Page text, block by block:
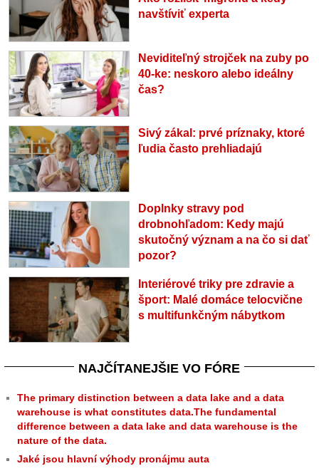
navštíviť experta
Neviditeľný strojček na zuby po
40-ke: neskoro alebo ideálny
čas?
Sivý zákal: prvé príznaky, ktoré
ľudia často prehliadajú
Doplnky stravy pod
drobnohľadom: Kedy majú
skutočný význam a na čo si dať
pozor?
Interiérové triky pre zdravie a
šport: Malé domáce telocvične
s multifunkčným nábytkom
NAJČÍTANEJŠIE VO FÓRE
The primary distinction between a data lake and a data
warehouse is what constitutes data.The fundamental
difference between a data lake and data warehouse is the
nature of the data.
Jaké jsou hlavní výhody pronájmu auta